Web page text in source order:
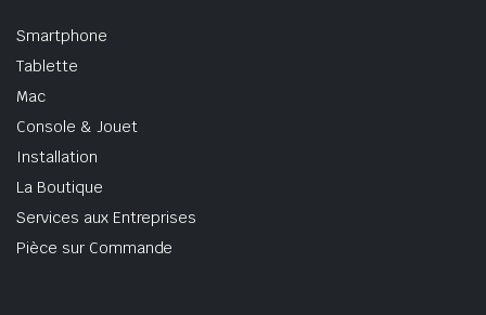
Smartphone
Tablette
Mac
Console & Jouet
Installation
La Boutique
Services aux Entreprises
Pièce sur Commande